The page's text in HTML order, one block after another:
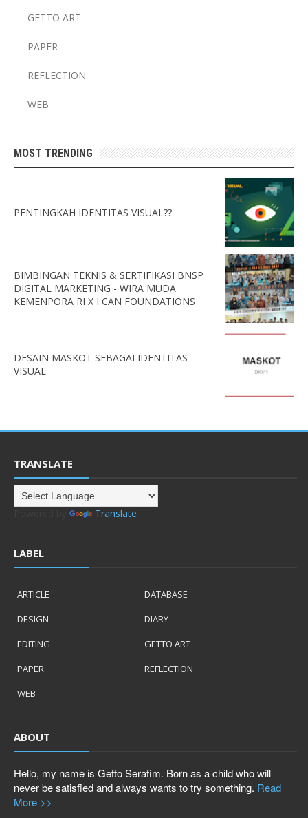
GETTO ART
PAPER
REFLECTION
WEB
MOST TRENDING
PENTINGKAH IDENTITAS VISUAL??
BIMBINGAN TEKNIS & SERTIFIKASI BNSP
DIGITAL MARKETING - WIRA MUDA
KEMENPORA RI X I CAN FOUNDATIONS
DESAIN MASKOT SEBAGAI IDENTITAS
VISUAL
TRANSLATE
Translate
LABEL
ARTICLE
DATABASE
DESIGN
DIARY
EDITING
GETTO ART
PAPER
REFLECTION
WEB
ABOUT
Hello, my name is Getto Serafim. Born as a child who will
never be satisfied and always wants to try something. Read
More >>